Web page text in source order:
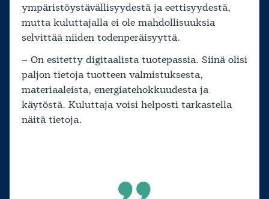
ympäristöystävällisyydestä ja eettisyydestä,
mutta kuluttajalla ei ole mahdollisuuksia
selvittää niiden todenperäisyyttä.
– On esitetty digitaalista tuotepassia. Siinä olisi
paljon tietoja tuotteen valmistuksesta,
materiaaleista, energiatehokkuudesta ja
käytöstä. Kuluttaja voisi helposti tarkastella
näitä tietoja.